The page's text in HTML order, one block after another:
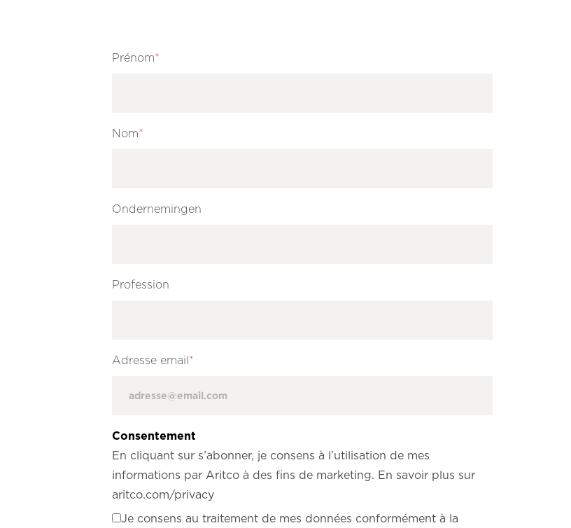
Prénom*
Nom*
Ondernemingen
Profession
Adresse email*
Consentement
En cliquant sur s’abonner, je consens à l’utilisation de mes
informations par Aritco à des fins de marketing. En savoir plus sur
aritco.com/privacy
Je consens au traitement de mes données conformément à la